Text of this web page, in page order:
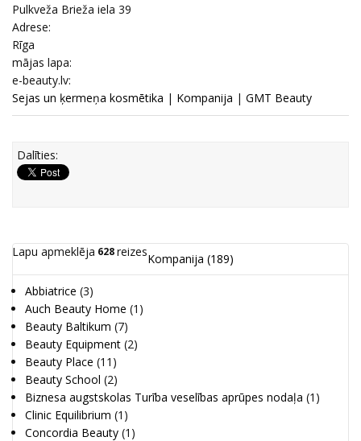
Pulkveža Brieža iela 39
Adrese:
Rīga
mājas lapa:
e-beauty.lv:
Sejas un ķermeņa kosmētika | Kompanija | GMT Beauty
Dalīties:
Lapu apmeklēja 628reizesKompanija (189)
Abbiatrice (3)
Auch Beauty Home (1)
Beauty Baltikum (7)
Beauty Equipment (2)
Beauty Place (11)
Beauty School (2)
Biznesa augstskolas Turība veselības aprūpes nodaļa (1)
Clinic Equilibrium (1)
Concordia Beauty (1)